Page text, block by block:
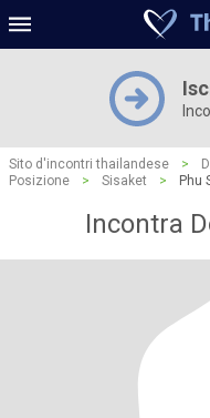
Sito d'incontri thailandese >
Posizione
> Sisaket > Phu
Incontra